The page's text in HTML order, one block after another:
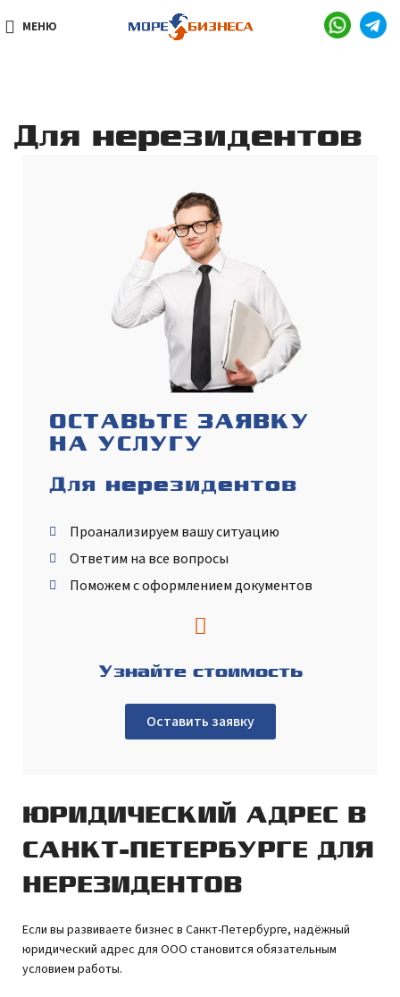
МЕНЮ
Для нерезидентов
ОСТАВЬТЕ ЗАЯВКУ
НА УСЛУГУ
Для нерезидентов
Проанализируем вашу ситуацию
Ответим на все вопросы
Поможем с оформлением документов
Узнайте стоимость
Оставить заявку
ЮРИДИЧЕСКИЙ АДРЕС В
САНКТ-ПЕТЕРБУРГЕ ДЛЯ
НЕРЕЗИДЕНТОВ
Если вы развиваете бизнес в Санкт-Петербурге, надёжный
юридический адрес для ООО становится обязательным
условием работы.